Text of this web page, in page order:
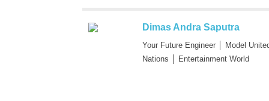
Dimas Andra Saputra
Your Future Engineer │ Model
Nations │ Entertainment World